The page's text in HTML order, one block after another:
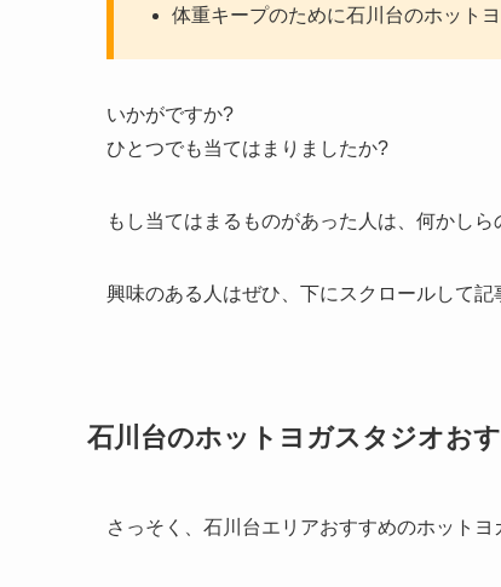
体重キープのために石川台のホット
いかがですか?
ひとつでも当てはまりましたか?
もし当てはまるものがあった人は、何かしら
興味のある人はぜひ、下にスクロールして記
石川台のホットヨガスタジオお
さっそく、石川台エリアおすすめのホット